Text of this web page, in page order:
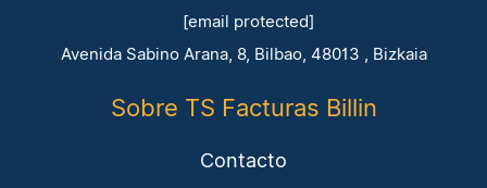
[email protected]
Avenida Sabino Arana, 8, Bilbao, 48013 , Bizkaia
Sobre TS Facturas Billin
Contacto